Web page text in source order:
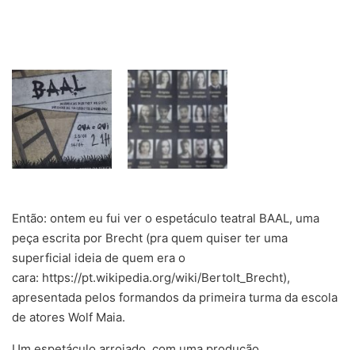
Então: ontem eu fui ver o espetáculo teatral BAAL, uma
peça escrita por Brecht (pra quem quiser ter uma
superficial ideia de quem era o
cara: https://pt.wikipedia.org/wiki/Bertolt_Brecht),
apresentada pelos formandos da primeira turma da escola
de atores Wolf Maia.